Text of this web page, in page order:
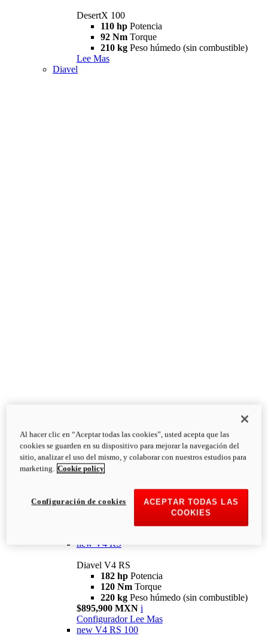
DesertX 100
110 hp Potencia
92 Nm Torque
210 kg Peso húmedo (sin combustible)
Lee Mas
Diavel
Diavel
V4
Diavel V4
126 NmTorque
223 kg
PESO HÚMEDO SIN
new V4 RS
Diavel V4 RS
182 hp Potencia
120 Nm Torque
220 kg Peso húmedo (sin combustible)
$895,900 MXN i
Configurador Lee Mas
new V4 RS 100
Al hacer clic en “Aceptar todas las cookies”, usted acepta que las
cookies se guarden en su dispositivo para mejorar la navegación del
sitio, analizar el uso del mismo, y colaborar con nuestros estudios para
marketing. Cookie policy
ACEPTAR TODAS LAS
COOKIES
Configuración de cookies